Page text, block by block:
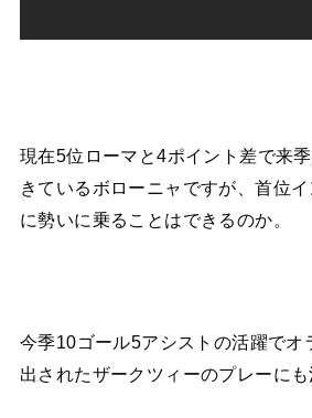
現在5位ローマと4ポイント差で来
きているボローニャですが、首位
に勢いに乗ることはできるのか。
今季10ゴール5アシストの活躍でオ
出されたザークツィーのプレーにも